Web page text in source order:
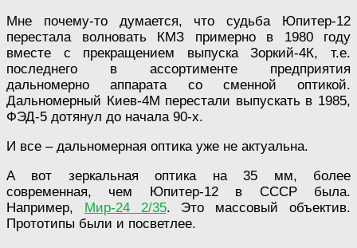
Мне почему-то думается, что судьба Юпитер-12
перестала волновать КМЗ примерно в 1980 году
вместе с прекращением выпуска Зоркий-4К, т.е.
последнего в ассортименте предприятия
дальномерно аппарата со сменной оптикой.
Дальномерный Киев-4М перестали выпускать в 1985,
ФЭД-5 дотянул до начала 90-х.
И все – дальномерная оптика уже не актуальна.
А вот зеркальная оптика на 35 мм, более
современная, чем Юпитер-12 в СССР была.
Например, Мир-24 2/35. Это массовый объектив.
Прототипы были и посветлее.